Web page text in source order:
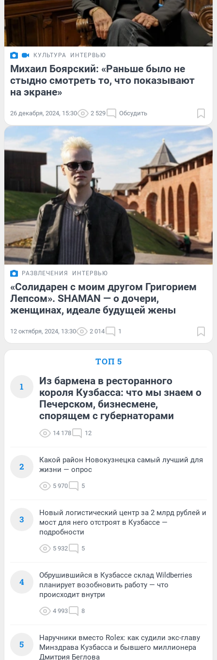
КУЛЬТУРА ИНТЕРВЬЮ
Михаил Боярский: «Раньше было не
стыдно смотреть то, что показывают
на экране»
26 декабря, 2024, 15:30 2 529 Обсудить
РАЗВЛЕЧЕНИЯ ИНТЕРВЬЮ
«Солидарен с моим другом Григорием
Лепсом». SHAMAN — о дочери,
женщинах, идеале будущей жены
12 октября, 2024, 13:30 2 014 1
ТОП 5
1
Из бармена в ресторанного
короля Кузбасса: что мы знаем о
Печерском, бизнесмене,
спорящем с губернаторами
14 178 12
2
Какой район Новокузнецка самый лучший для
жизни — опрос
5 970 5
3
Новый логистический центр за 2 млрд рублей и
мост для него отстроят в Кузбассе —
подробности
5 932 5
4
Обрушившийся в Кузбассе склад Wildberries
планирует возобновить работу — что
происходит внутри
4 993 8
5
Наручники вместо Rolex: как судили экс-главу
Минздрава Кузбасса и бывшего миллионера
Дмитрия Беглова